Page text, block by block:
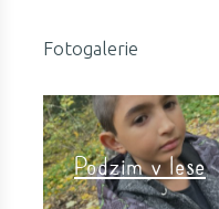
Fotogalerie
Podzim v lese